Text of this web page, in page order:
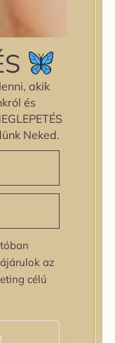
akik
és
Neked.
az
célú